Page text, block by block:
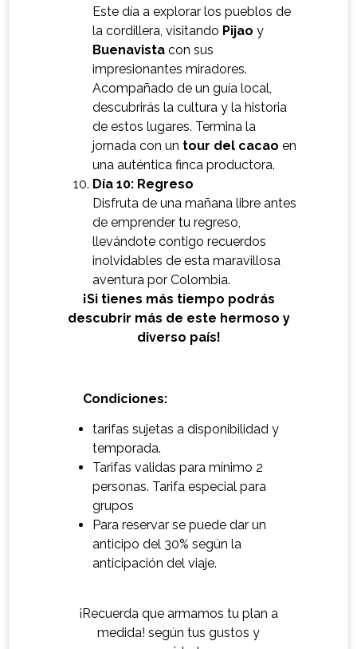
Este día a explorar los pueblos de
la cordillera, visitando Pijao y
Buenavista con sus
impresionantes miradores.
Acompañado de un guía local,
descubrirás la cultura y la historia
de estos lugares. Termina la
jornada con un tour del cacao en
una auténtica finca productora.
Día 10: Regreso
Disfruta de una mañana libre antes
de emprender tu regreso,
llevándote contigo recuerdos
inolvidables de esta maravillosa
aventura por Colombia.
¡Si tienes más tiempo podrás
descubrir más de este hermoso y
diverso país!
Condiciones:
tarifas sujetas a disponibilidad y
temporada.
Tarifas validas para mínimo 2
personas. Tarifa especial para
grupos
Para reservar se puede dar un
anticipo del 30% según la
anticipación del viaje.
¡Recuerda que armamos tu plan a
medida! según tus gustos y